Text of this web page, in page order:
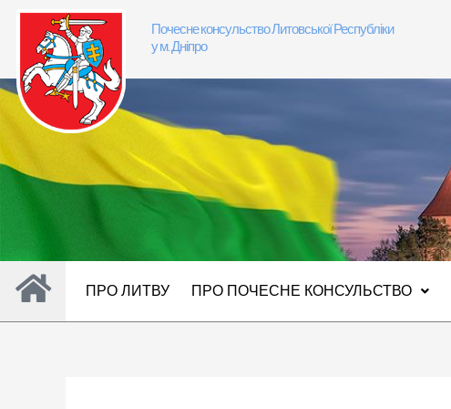
Перейти
вмісту
Почесне консульство Литовської Республіки
у м. Дніпро
ПРО ЛИТВУ ПРО ПОЧЕСНЕ КОНСУЛЬСТВО